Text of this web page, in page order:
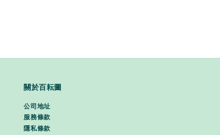
關於百耘圖
公司地址
服務條款
隱私條款